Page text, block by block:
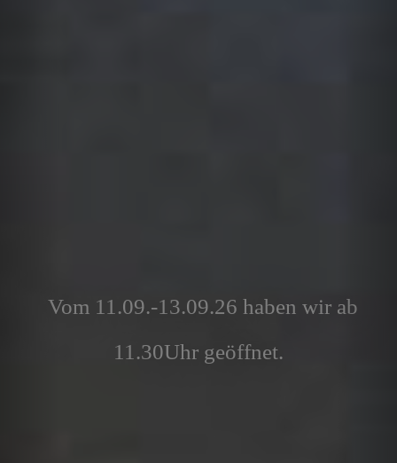
Vom 11.09.-13.09.26 haben wir ab
11.30Uhr geöffnet.